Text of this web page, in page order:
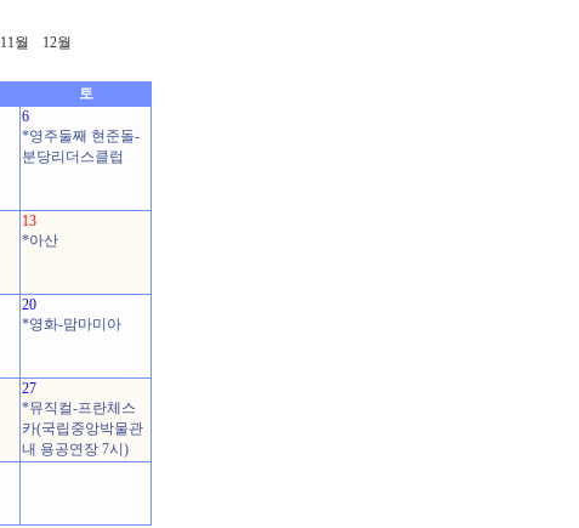
11월 12월
토
6
*영주둘째 현준돌-
분당리더스클럽
13
*아산
20
*영화-맘마미아
27
*뮤직컬-프란체스
카(국립중앙박물관
내 용공연장 7시)